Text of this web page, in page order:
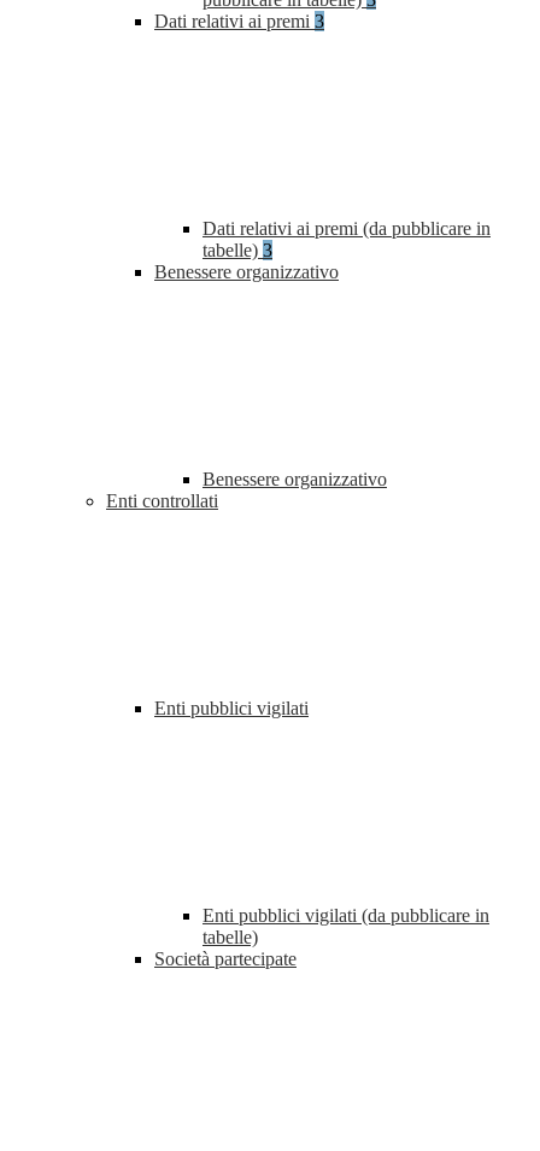
Dati relativi ai premi 3
Dati relativi ai premi (da pubblicare in
tabelle) 3
Benessere organizzativo
Benessere organizzativo
Enti controllati
Enti pubblici vigilati
Enti pubblici vigilati (da pubblicare in
tabelle)
Società partecipate